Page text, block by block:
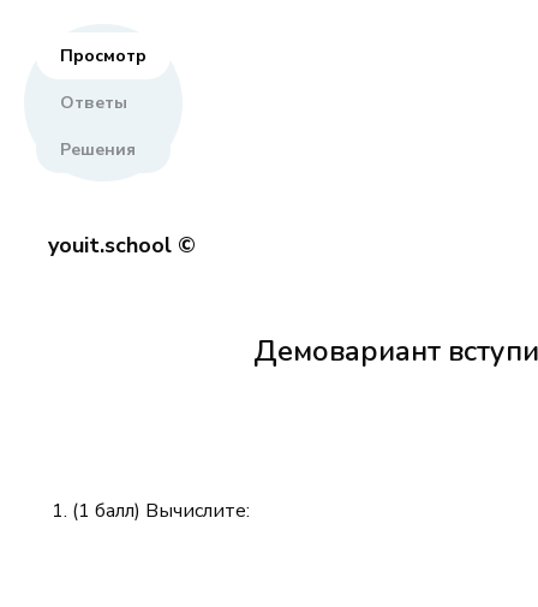
Просмотр
Ответы
Решения
youit.school ©
Демовариант
(1 балл) Вычислите: